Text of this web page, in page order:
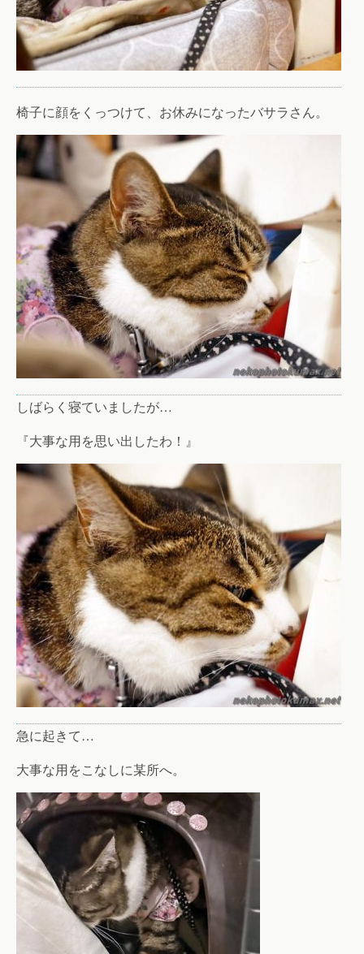
椅子に顔をくっつけて、お休みになったバサラさん。
しばらく寝ていましたが…
『大事な用を思い出したわ！』
急に起きて…
大事な用をこなしに某所へ。